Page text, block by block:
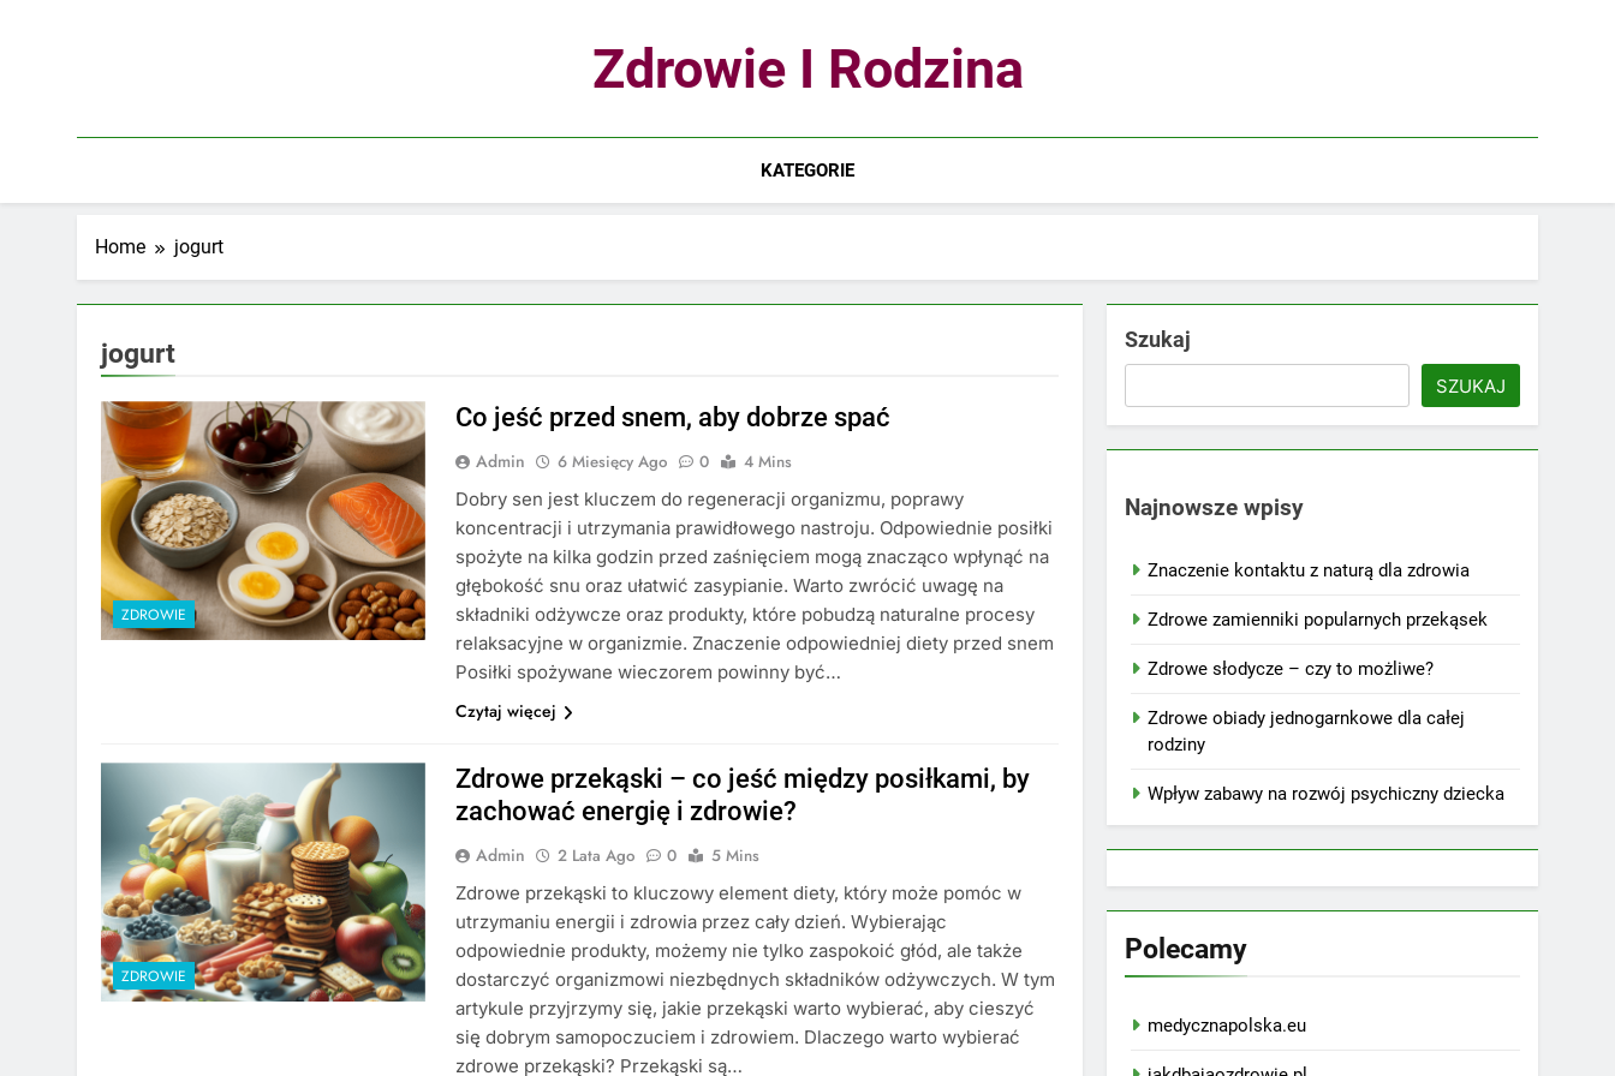
Zdrowie I Rodzina
KATEGORIE
Home jogurt
jogurt
ZDROWIE
Co jeść przed snem, aby dobrze spać
Admin 6 Miesięcy Ago 0
4 Mins
Dobry sen jest kluczem do regeneracji organizmu, poprawy
koncentracji i utrzymania prawidłowego nastroju. Odpowiednie posiłki
spożyte na kilka godzin przed zaśnięciem mogą znacząco wpłynąć na
głębokość snu oraz ułatwić zasypianie. Warto zwrócić uwagę na
składniki odżywcze oraz produkty, które pobudzą naturalne procesy
relaksacyjne w organizmie. Znaczenie odpowiedniej diety przed snem
Posiłki spożywane wieczorem powinny być…
Czytaj więcej
ZDROWIE
Zdrowe przekąski – co jeść między posiłkami, by
zachować energię i zdrowie?
Admin 2 Lata Ago 0
5 Mins
Zdrowe przekąski to kluczowy element diety, który może pomóc w
utrzymaniu energii i zdrowia przez cały dzień. Wybierając
odpowiednie produkty, możemy nie tylko zaspokoić głód, ale także
dostarczyć organizmowi niezbędnych składników odżywczych. W tym
artykule przyjrzymy się, jakie przekąski warto wybierać, aby cieszyć
się dobrym samopoczuciem i zdrowiem. Dlaczego warto wybierać
zdrowe przekąski? Przekąski są…
Szukaj
SZUKAJ
Najnowsze wpisy
Znaczenie kontaktu z naturą dla zdrowia
Zdrowe zamienniki popularnych przekąsek
Zdrowe słodycze – czy to możliwe?
Zdrowe obiady jednogarnkowe dla całej
rodziny
Wpływ zabawy na rozwój psychiczny dziecka
Polecamy
medycznapolska.eu